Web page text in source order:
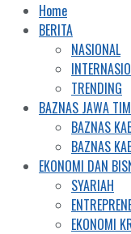
Home
BERITA
NASIONAL
TRENDING
BAZNAS JAWA
BAZNAS
BAZNAS
EKONOMI DAN
SYARIAH
EKONOMI